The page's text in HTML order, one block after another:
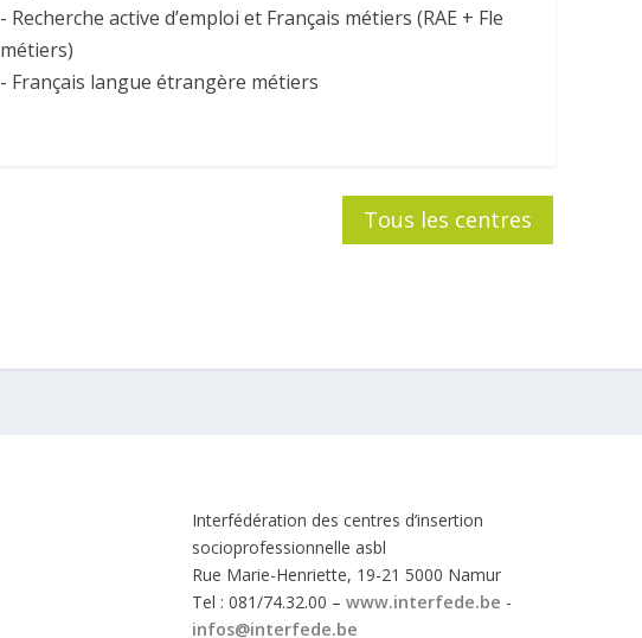
- Recherche active d’emploi et Français métiers (RAE + Fle
métiers)
- Français langue étrangère métiers
Tous les centres
Interfédération des centres d’insertion
socioprofessionnelle asbl
Rue Marie-Henriette, 19-21 5000 Namur
Tel : 081/74.32.00 –www.interfede.be -
infos@interfede.be